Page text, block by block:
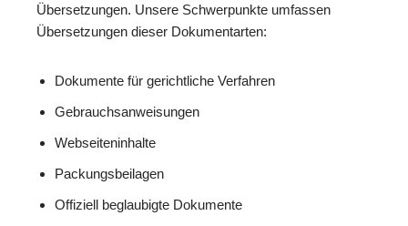
Übersetzungen. Unsere Schwerpunkte umfassen
Übersetzungen dieser Dokumentarten:
Dokumente für gerichtliche Verfahren
Gebrauchsanweisungen
Webseiteninhalte
Packungsbeilagen
Offiziell beglaubigte Dokumente